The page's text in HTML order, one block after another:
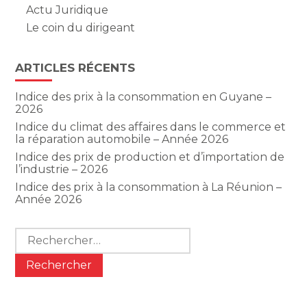
Actu Juridique
Le coin du dirigeant
ARTICLES RÉCENTS
Indice des prix à la consommation en Guyane –
2026
Indice du climat des affaires dans le commerce et
la réparation automobile – Année 2026
Indice des prix de production et d’importation de
l’industrie – 2026
Indice des prix à la consommation à La Réunion –
Année 2026
Rechercher :